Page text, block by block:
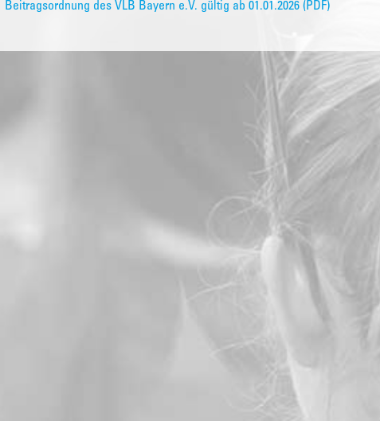
Beitragsordnung des VLB Bayern e.V. gültig ab 01.01.2026 (PDF)